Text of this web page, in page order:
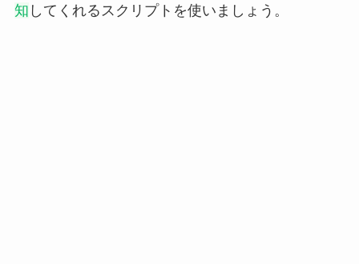
知 してくれるスクリプトを使いましょう。